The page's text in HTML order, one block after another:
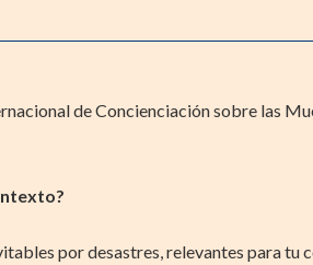
de Concienciación sobre las
por desastres, relevantes para tu